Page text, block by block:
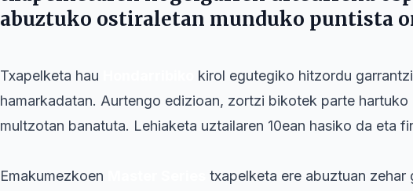
abuztuko ostiraletan munduko puntista
Txapelketa hau
kirol egutegiko hitzordu
hamarkadatan. Aurtengo edizioan, zortzi bikotek parte
multzotan banatuta. Lehiaketa uztailaren 10ean hasiko da eta
Emakumezkoen
txapelketa ere abuztuan